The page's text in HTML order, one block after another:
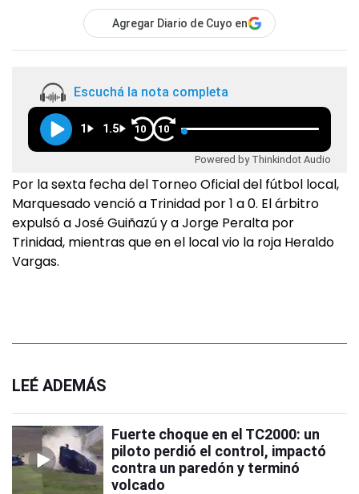
Agregar Diario de Cuyo en
Escuchá la nota completa
1 1.5 10 10
Powered by Thinkindot Audio
Por la sexta fecha del Torneo Oficial del fútbol local,
Marquesado venció a Trinidad por 1 a 0. El árbitro
expulsó a José Guiñazú y a Jorge Peralta por
Trinidad, mientras que en el local vio la roja Heraldo
Vargas.
LEÉ ADEMÁS
Fuerte choque en el TC2000: un
piloto perdió el control, impactó
contra un paredón y terminó
volcado